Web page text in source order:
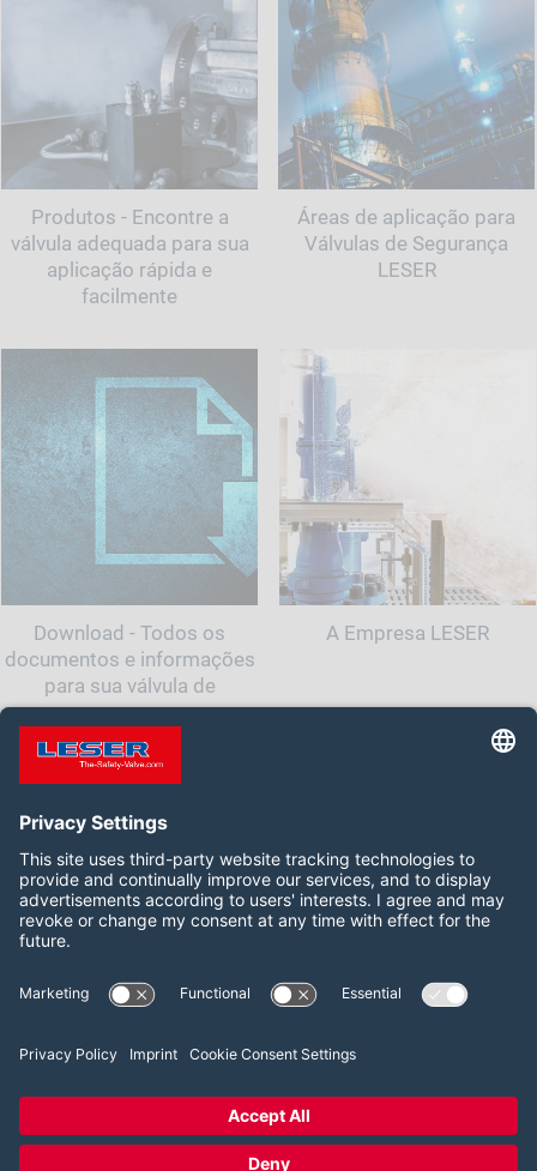
Produtos - Encontre a
válvula adequada para sua
aplicação rápida e
facilmente
Áreas de aplicação para
Válvulas de Segurança
LESER
Download - Todos os
documentos e informações
para sua válvula de
segurança
A Empresa LESER
Siga-nos:
LinkedIn
Termos e Condições
Política de Privacidade